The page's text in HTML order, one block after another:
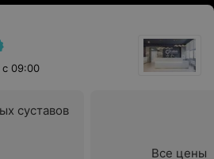
с 09:00
суставов
Все цены